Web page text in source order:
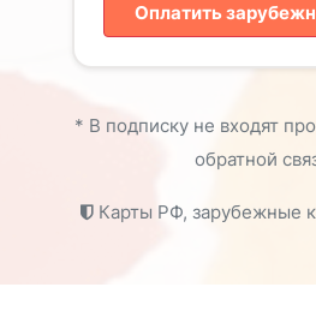
Оплатить
* В подписку не входят
обратной
Карты РФ, зарубежные